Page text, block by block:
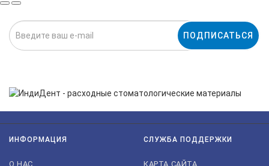
ПОДПИСАТЬСЯ
ИНФОРМАЦИЯ
О НАС
СЛУЖБА ПОДДЕРЖКИ
КАРТА САЙТА